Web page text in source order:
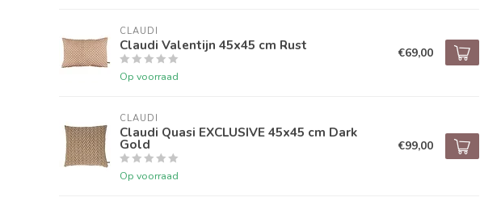
CLAUDI
Claudi Valentijn 45x45 cm Rust
Op voorraad
€69,00
CLAUDI
Claudi Quasi EXCLUSIVE 45x45 cm Dark
Gold
Op voorraad
€99,00